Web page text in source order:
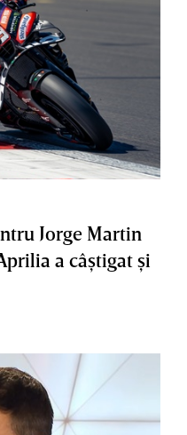
Jorge Martin
a câştigat şi